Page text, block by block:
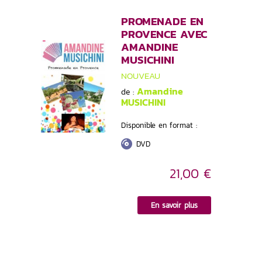
PROMENADE EN
PROVENCE AVEC
AMANDINE
MUSICHINI
NOUVEAU
de : Amandine
MUSICHINI
Disponible en format :
DVD
21,00 €
En savoir plus